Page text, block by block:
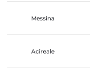
Messina
Acireale